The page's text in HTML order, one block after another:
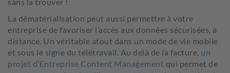
La dématérialisation peut aussi permettre à votre
entreprise de favoriser l’accès aux données sécurisées, à
distance. Un véritable atout dans un mode de vie mobile
et sous le signe du télétravail. Au delà de la facture, un
projet d’Entreprise Content Management qui permet de